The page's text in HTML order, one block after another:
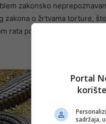
zakonsko
zakona o žrtvama torture,
rata postojali u BiH, kao ni
Portal
sadržaja,